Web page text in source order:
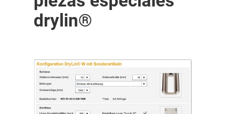
drylin®